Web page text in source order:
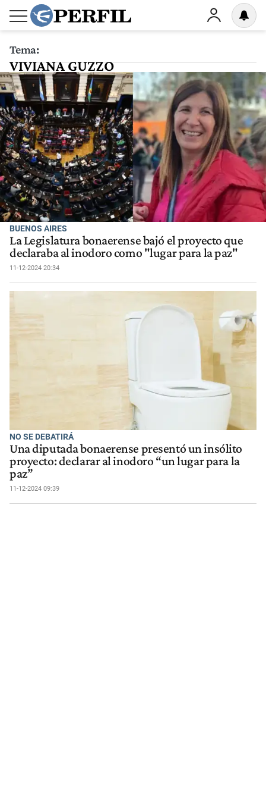
Tema:
VIVIANA GUZZO
BUENOS AIRES
La Legislatura bonaerense bajó el proyecto que
declaraba al inodoro como "lugar para la paz"
11-12-2024 20:34
NO SE DEBATIRÁ
Una diputada bonaerense presentó un insólito
proyecto: declarar al inodoro “un lugar para la
paz”
11-12-2024 09:39